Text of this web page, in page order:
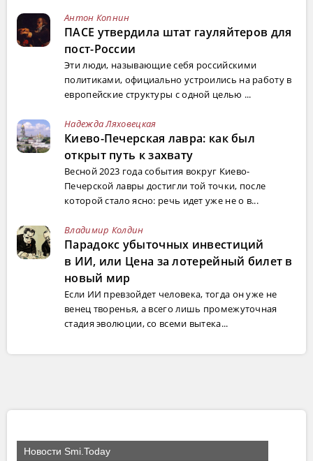
Антон Копнин
ПАСЕ утвердила штат гауляйтеров для
пост-России
Эти люди, называющие себя российскими
политиками, официально устроились на работу в
европейские структуры с одной целью ...
Надежда Ляховецкая
Киево-Печерская лавра: как был
открыт путь к захвату
Весной 2023 года события вокруг Киево-
Печерской лавры достигли той точки, после
которой стало ясно: речь идет уже не о в...
Владимир Колдин
Парадокс убыточных инвестиций
в ИИ, или Цена за лотерейный билет в
новый мир
Если ИИ превзойдет человека, тогда он уже не
венец творенья, а всего лишь промежуточная
стадия эволюции, со всеми вытека...